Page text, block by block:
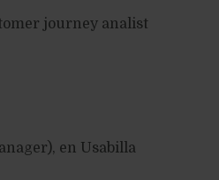
journey analist
en Usabilla